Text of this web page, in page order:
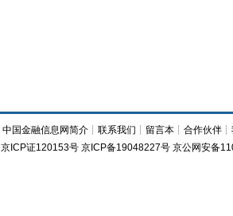
中国金融信息网简介 ┊联系我们 ┊ 留言本 ┊合作伙伴 ┊
京ICP证120153号 京ICP备19048227号 京公网安备